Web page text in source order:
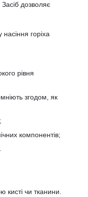
дозволяє
горіха
рівня
згодом, як
компонентів;
кисті чи тканини.